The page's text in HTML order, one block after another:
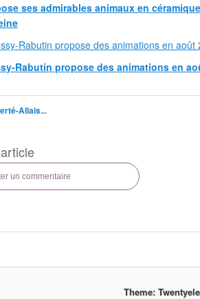
ses admirables animaux en
Rabutin propose des animations en
Allais...
un commentaire
Theme: